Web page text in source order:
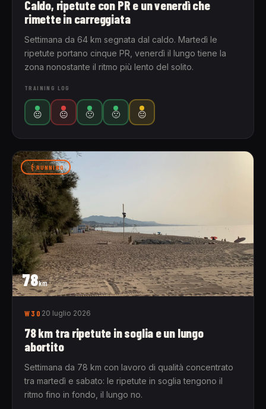
Caldo, ripetute con PR e un venerdì che
rimette in carreggiata
Settimana da 64 km segnata dal caldo. Martedì le
ripetute portano cinque PR, venerdì il lungo tiene la
zona nonostante il ritmo più lento del solito.
TRAINING LOG
😐 😐 🙁 🙁 😐
78km
RUNNING
W30 20 luglio 2026
78 km tra ripetute in soglia e un lungo
abortito
Settimana da 78 km con lavoro di qualità concentrato
tra martedì e sabato: le ripetute in soglia tengono il
ritmo fino in fondo, il lungo no.